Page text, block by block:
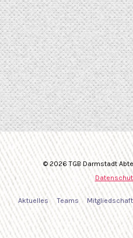
© 2026 TGB Darmstadt
Aktuelles Teams Mitgliedschaft